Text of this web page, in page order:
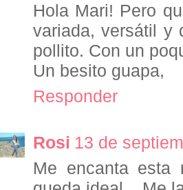
Hola Mari! Pero
variada, versátil y
pollito. Con un
Un besito guapa,
Responder
Rosi 13 de
Me encanta esta